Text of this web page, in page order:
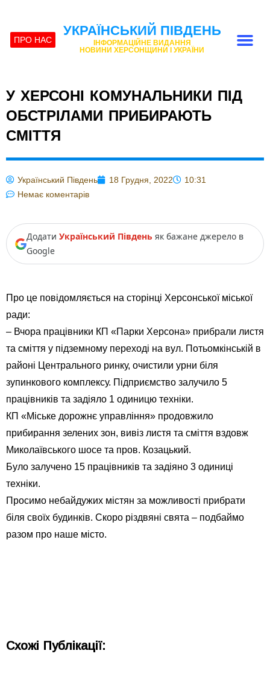
ПРО НАС
УКРАЇНСЬКИЙ ПІВДЕНЬ
ІНФОРМАЦІЙНЕ ВИДАННЯ
НОВИНИ ХЕРСОНЩИНИ І УКРАЇНИ
У ХЕРСОНІ КОМУНАЛЬНИКИ ПІД
ОБСТРІЛАМИ ПРИБИРАЮТЬ
СМІТТЯ
Український Південь 18 Грудня, 2022
10:31
Немає коментарів
Додати Український Південь як бажане джерело в
Google
Про це повідомляється на сторінці Херсонської міської
ради:
– Вчора працівники КП «Парки Херсона» прибрали листя
та сміття у підземному переході на вул. Потьомкінській в
районі Центрального ринку, очистили урни біля
зупинкового комплексу. Підприємство залучило 5
працівників та задіяло 1 одиницю техніки.
КП «Міське дорожнє управління» продовжило
прибирання зелених зон, вивіз листя та сміття вздовж
Миколаївського шосе та пров. Козацький.
Було залучено 15 працівників та задіяно 3 одиниці
техніки.
Просимо небайдужих містян за можливості прибрати
біля своїх будинків. Скоро різдвяні свята – подбаймо
разом про наше місто.
Схожі Публікації: